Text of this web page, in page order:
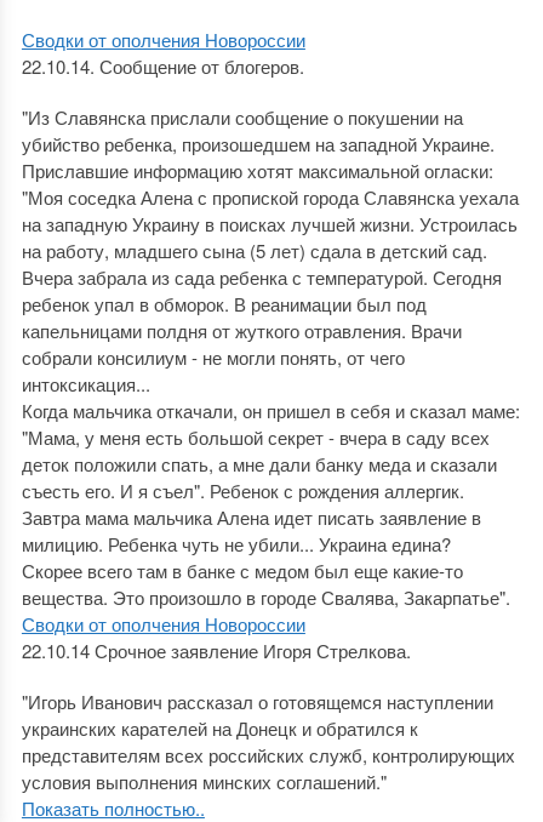
Сводки от ополчения Новороссии
22.10.14. Сообщение от блогеров.
"Из Славянска прислали сообщение о покушении на
убийство ребенка, произошедшем на западной Украине.
Приславшие информацию хотят максимальной огласки:
"Моя соседка Алена с пропиской города Славянска уехала
на западную Украину в поисках лучшей жизни. Устроилась
на работу, младшего сына (5 лет) сдала в детский сад.
Вчера забрала из сада ребенка с температурой. Сегодня
ребенок упал в обморок. В реанимации был под
капельницами полдня от жуткого отравления. Врачи
собрали консилиум - не могли понять, от чего
интоксикация...
Когда мальчика откачали, он пришел в себя и сказал маме:
"Мама, у меня есть большой секрет - вчера в саду всех
деток положили спать, а мне дали банку меда и сказали
съесть его. И я съел". Ребенок с рождения аллергик.
Завтра мама мальчика Алена идет писать заявление в
милицию. Ребенка чуть не убили... Украина едина?
Скорее всего там в банке с медом был еще какие-то
вещества. Это произошло в городе Свалява, Закарпатье".
Сводки от ополчения Новороссии
22.10.14 Срочное заявление Игоря Стрелкова.
"Игорь Иванович рассказал о готовящемся наступлении
украинских карателей на Донецк и обратился к
представителям всех российских служб, контролирующих
условия выполнения минских соглашений."
Показать полностью..